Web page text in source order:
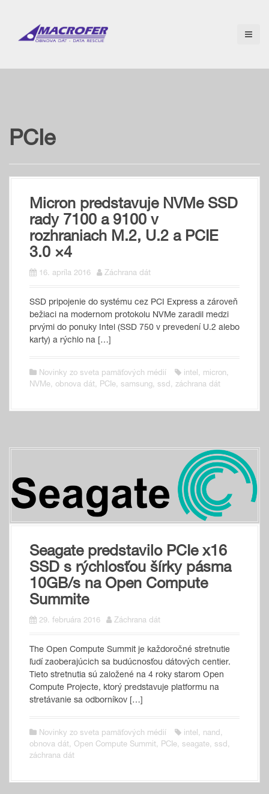
o
PCIe
Micron predstavuje NVMe SSD
rady 7100 a 9100 v
rozhraniach M.2, U.2 a PCIE
3.0 ×4
16. apríla 2016 Záchrana dát
SSD pripojenie do systému cez PCI Express a zároveň
bežiaci na modernom protokolu NVMe zaradil medzi
prvými do ponuky Intel (SSD 750 v prevedení U.2 alebo
karty) a rýchlo na […]
Novinky zo sveta pamäťových médií intel, micron,
NVMe, obnova dát, PCIe, samsung, ssd, záchrana dát
Seagate predstavilo PCIe x16
SSD s rýchlosťou šírky pásma
10GB/s na Open Compute
Summite
29. februára 2016 Záchrana dát
The Open Compute Summit je každoročné stretnutie
ľudí zaoberajúcich sa budúcnosťou dátových centier.
Tieto stretnutia sú založené na 4 roky starom Open
Compute Projecte, ktorý predstavuje platformu na
stretávanie sa odborníkov […]
Novinky zo sveta pamäťových médií intel, nand,
obnova dát, Open Compute Summit, PCIe, seagate, ssd,
záchrana dát